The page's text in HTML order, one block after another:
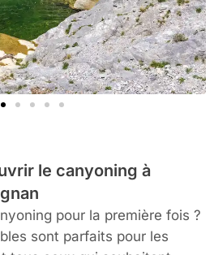
le canyoning à
pour la première fois ?
sont parfaits pour les